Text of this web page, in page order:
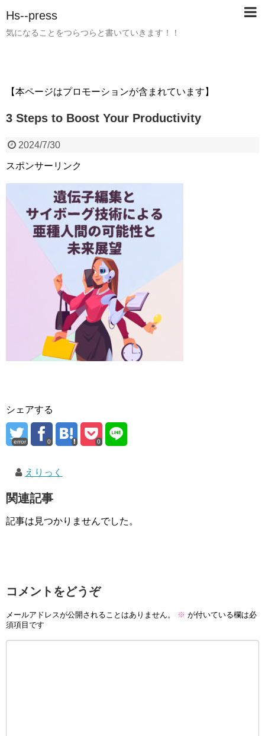
Hs--press
気になることをつらつらと書いていきます！！
【本ページはプロモーションが含まれています】
3 Steps to Boost Your Productivity
2024/7/30
スポンサーリンク
シェアする
error 0 0
えりっく
関連記事
記事は見つかりませんでした。
コメントをどうぞ
メールアドレスが公開されることはありません。 ※ が付いている欄は必
須項目です